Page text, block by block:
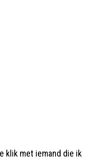
klik met iemand die ik